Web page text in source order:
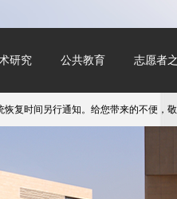
研究 公共教育 志愿者
间另行通知。给您带来的不便，敬请